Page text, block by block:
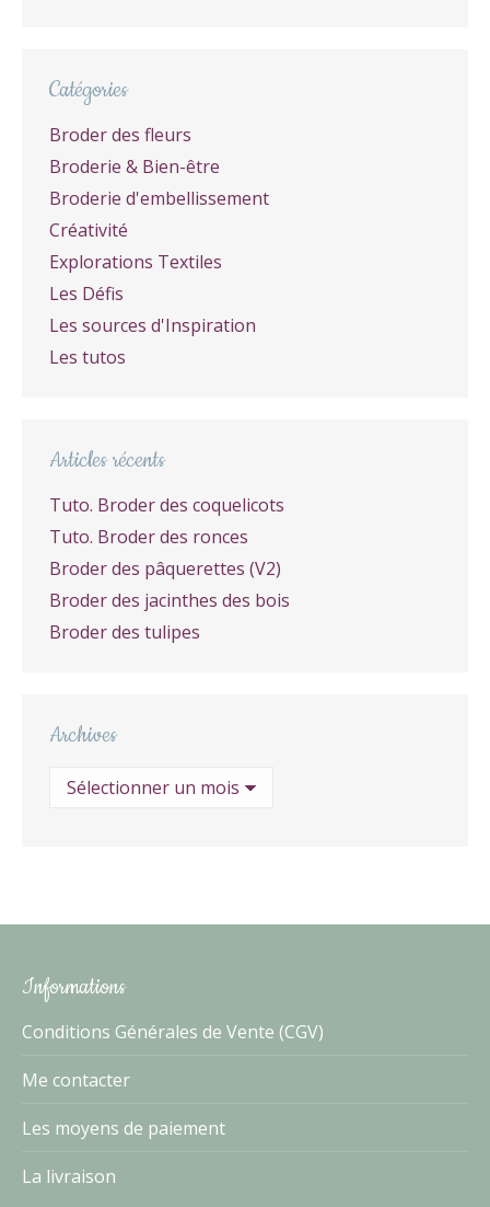
Catégories
Broder des fleurs
Broderie & Bien-être
Broderie d'embellissement
Créativité
Explorations Textiles
Les Défis
Les sources d'Inspiration
Les tutos
Articles récents
Tuto. Broder des coquelicots
Tuto. Broder des ronces
Broder des pâquerettes (V2)
Broder des jacinthes des bois
Broder des tulipes
Archives
Archives
Informations
Conditions Générales de Vente (CGV)
Me contacter
Les moyens de paiement
La livraison